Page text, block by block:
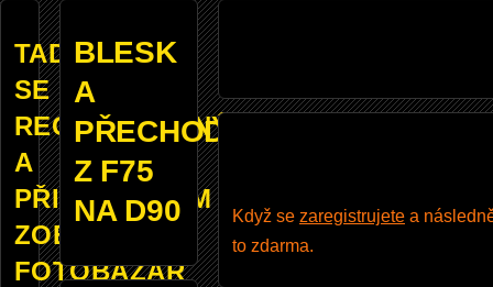
TADY
SE
REGISTROVANÝM
A
PŘIHLÁŠENÝM
ZOBRAZUJE
FOTOBAZAR
BLESK
A
PŘECHOD
Z F75
NA D90
Když se zaregistrujete a
to zdarma.